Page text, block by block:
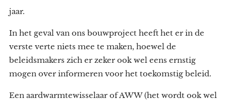
jaar.
In het geval van ons bouwproject heeft het er in de
verste verte niets mee te maken, hoewel de
beleidsmakers zich er zeker ook wel eens ernstig
mogen over informeren voor het toekomstig beleid.
Een aardwarmtewisselaar of AWW (het wordt ook wel